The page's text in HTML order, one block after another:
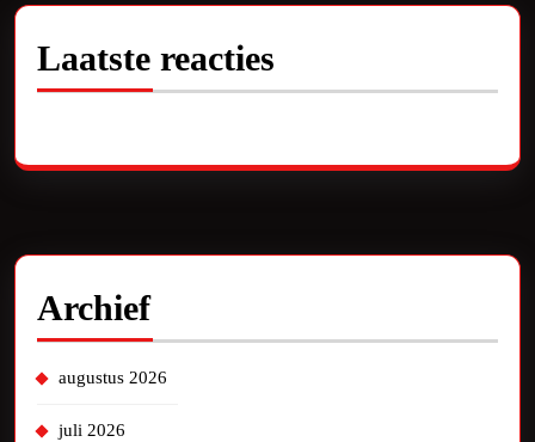
Laatste reacties
Archief
augustus 2026
juli 2026